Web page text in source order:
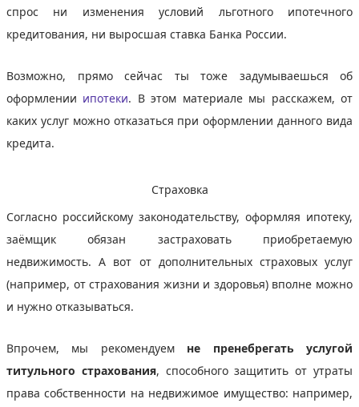
спрос ни изменения условий льготного ипотечного
кредитования, ни выросшая ставка Банка России.
Возможно, прямо сейчас ты тоже задумываешься об
оформлении ипотеки. В этом материале мы расскажем, от
каких услуг можно отказаться при оформлении данного вида
кредита.
Страховка
Согласно российскому законодательству, оформляя ипотеку,
заёмщик обязан застраховать приобретаемую
недвижимость. А вот от дополнительных страховых услуг
(например, от страхования жизни и здоровья) вполне можно
и нужно отказываться.
Впрочем, мы рекомендуем не пренебрегать услугой
титульного страхования, способного защитить от утраты
права собственности на недвижимое имущество: например,